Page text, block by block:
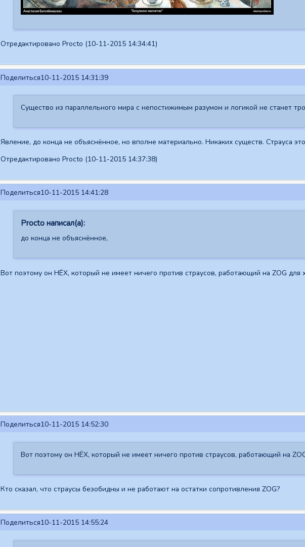
Отредактировано Procto (10-11-2015 14:34:41)
Поделиться10-11-2015 14:31:39
Существо из параллельного мира с непостижимым разумом и логикой не станет
Явление, до конца не объяснённое, но вполне материально. Никаких существ. Страуса
Отредактировано Procto (10-11-2015 14:37:38)
Поделиться10-11-2015 14:41:28
Procto написал(а):
до конца не объяснённое,
Вот поэтому он НЁХ, который не имеет ничего против страусов, работающий на ZOG для
Поделиться10-11-2015 14:52:30
Вот поэтому он НЁХ, который не имеет ничего против страусов, работающий на
Кто сказал, что страусы безобидны и не работают на остатки сопротивления ZOG?
Поделиться10-11-2015 14:55:24